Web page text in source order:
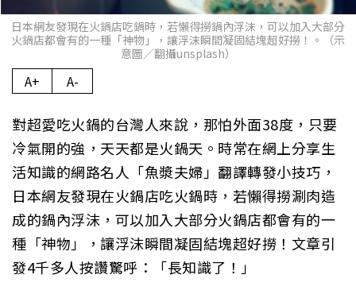
日本網友發現在火鍋店吃鍋時，若懶得撈鍋內浮沫，可以加入大部分
火鍋店都會有的一種「神物」，讓浮沫瞬間凝固結塊超好撈！。（示
意圖／翻攝unsplash）
A+ A-
對超愛吃火鍋的台灣人來說，那怕外面38度，只要
冷氣開的強，天天都是火鍋天。時常在網上分享生
活知識的網路名人「魚漿夫婦」翻譯轉發小技巧，
日本網友發現在火鍋店吃火鍋時，若懶得撈涮肉造
成的鍋內浮沫，可以加入大部分火鍋店都會有的一
種「神物」，讓浮沫瞬間凝固結塊超好撈！文章引
發4千多人按讚驚呼：「長知識了！」